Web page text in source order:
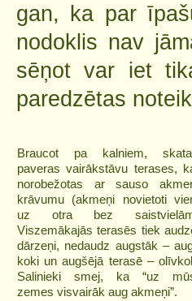
gan, ka par
nodoklis nav
sēņot var iet
paredzētas
Braucot pa kalniem,
paveras vairākstāvu terases,
norobežotas ar sauso
krāvumu (akmeņi novietoti
uz otra bez
Viszemākajās terasēs tiek
dārzeņi, nedaudz augstāk –
koki un augšējā terasē –
Salinieki smej, ka “uz
zemes visvairāk aug akmeņi”.